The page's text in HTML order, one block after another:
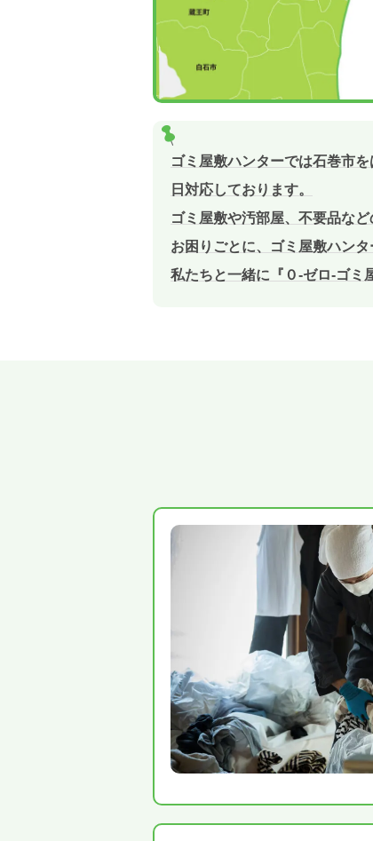
ゴミ屋敷ハンターでは石巻市
日対応しております。
ゴミ屋敷や汚部屋、不要品な
お困りごとに、ゴミ屋敷ハンタ
私たちと一緒に『０-ゼロ-ゴミ